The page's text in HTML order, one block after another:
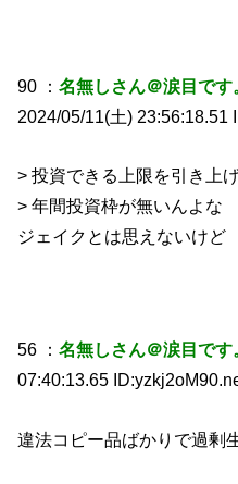
90 ：名無しさん＠涙目で
2024/05/11(土) 23:56:18.51
> 投資できる上限を引き上
> 年間投資枠が無いんよな
ジェイクとは思えないけど
56 ：名無しさん＠涙目です
07:40:13.65
違法コピー品ばかりで過剰